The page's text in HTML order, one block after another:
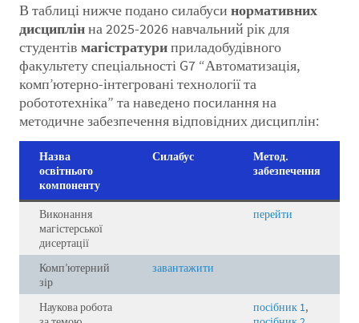
В таблиці нижче подано силабуси нормативних
дисциплінна 2025-2026 навчальний рік для
студентів магістратуриприладобудівного
факультету спеціальності G7 “Автоматизація,
комп’ютерно-інтегровані технології та
робототехніка” та наведено посилання на
методичне забезпечення відповідних дисциплін:
Назва
освітнього
компоненту
Силабус
Метод.
забезпечення
Виконання
магістерської
дисертації
перейти
Комп’ютерний
зір
завантажити
Наукова робота
посібник 1,